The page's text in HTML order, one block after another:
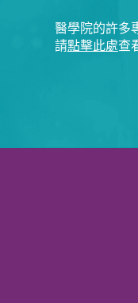
醫學院的許多
請點擊此處查